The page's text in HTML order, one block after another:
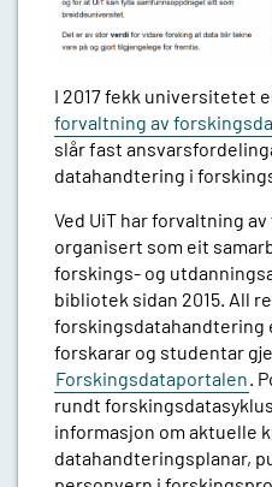
I 2017 fekk universitetet
forvaltning av
slår fast
datahandtering i
Ved UiT har forvaltning
organisert som eit
forskings- og
bibliotek sidan 2015. All
forskingsdatahandtering
forskarar og studentar
Forskingsdataportalen .
rundt
informasjon om aktuelle
datahandteringsplanar,